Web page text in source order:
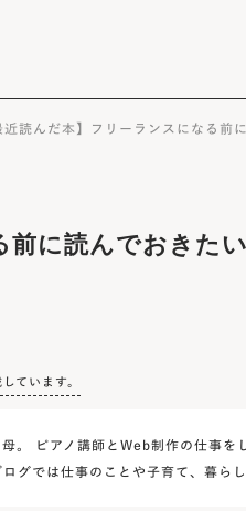
近読んだ本】フリーランスになる前
前に読んでおきた
ています。
。 ピアノ講師とWeb制作の仕事を
ログでは仕事のことや子育て、暮ら